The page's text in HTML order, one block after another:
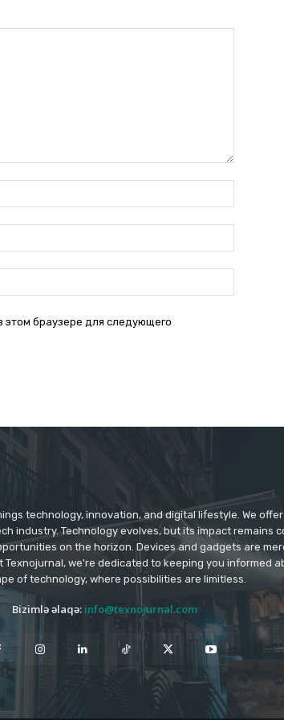
почта:*
Сайт:
этом браузере для следующего
technology, innovation, and digital lifestyle. We
industry. Technology evolves, but its impact remains
on the horizon. Devices and gadgets are
we're dedicated to keeping you informed
of technology, where possibilities are limitless.
Bizimlə əlaqə: info@texnojurnal.com